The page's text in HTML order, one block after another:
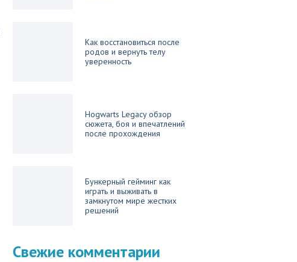
Как восстановиться после
родов и вернуть телу
уверенность
Hogwarts Legacy обзор
сюжета, боя и впечатлений
после прохождения
Бункерный гейминг как
играть и выживать в
замкнутом мире жестких
решений
Свежие комментарии